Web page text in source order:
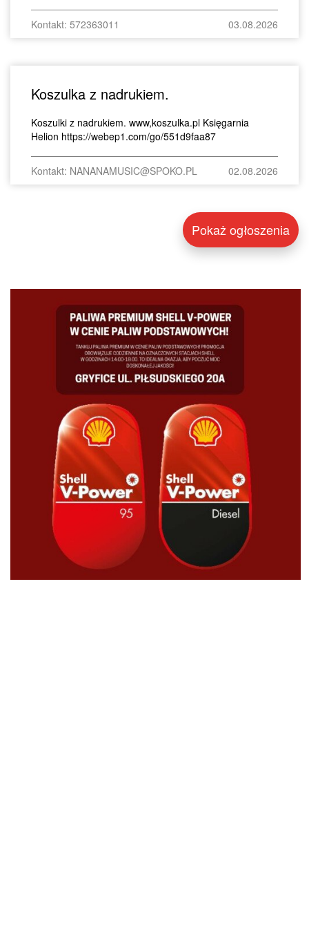
Kontakt: 572363011 03.08.2026
Koszulka z nadrukiem.
Koszulki z nadrukiem. www,koszulka.pl Księgarnia
Helion https://webep1.com/go/551d9faa87
Kontakt: NANANAMUSIC@SPOKO.PL 02.08.2026
Pokaż ogłoszenia